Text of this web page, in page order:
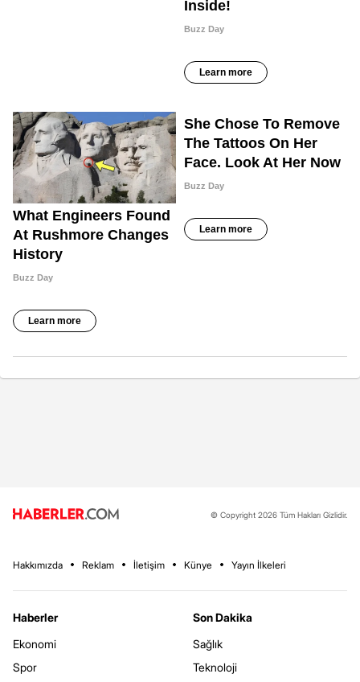
© Copyright 2026 Tüm Hakları Gizlidir.
Hakkımızda Reklam İletişim Künye Yayın İlkeleri
Haberler
Ekonomi
Spor
Son Dakika
Sağlık
Teknoloji